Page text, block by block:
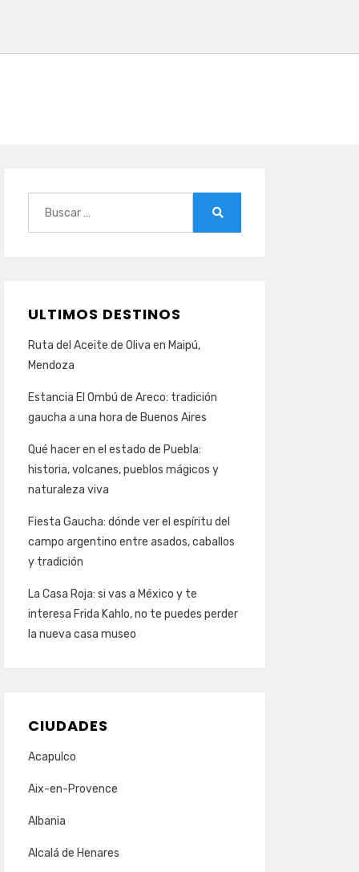
ULTIMOS DESTINOS
Ruta del Aceite de Oliva en Maipú,
Mendoza
Estancia El Ombú de Areco: tradición
gaucha a una hora de Buenos Aires
Qué hacer en el estado de Puebla:
historia, volcanes, pueblos mágicos y
naturaleza viva
Fiesta Gaucha: dónde ver el espíritu del
campo argentino entre asados, caballos
y tradición
La Casa Roja: si vas a México y te
interesa Frida Kahlo, no te puedes perder
la nueva casa museo
CIUDADES
Acapulco
Aix-en-Provence
Albania
Alcalá de Henares